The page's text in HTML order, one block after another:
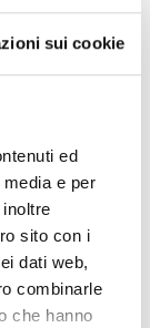
sui cookie
ed
e per
sito con i
dati web,
combinarle
che hanno